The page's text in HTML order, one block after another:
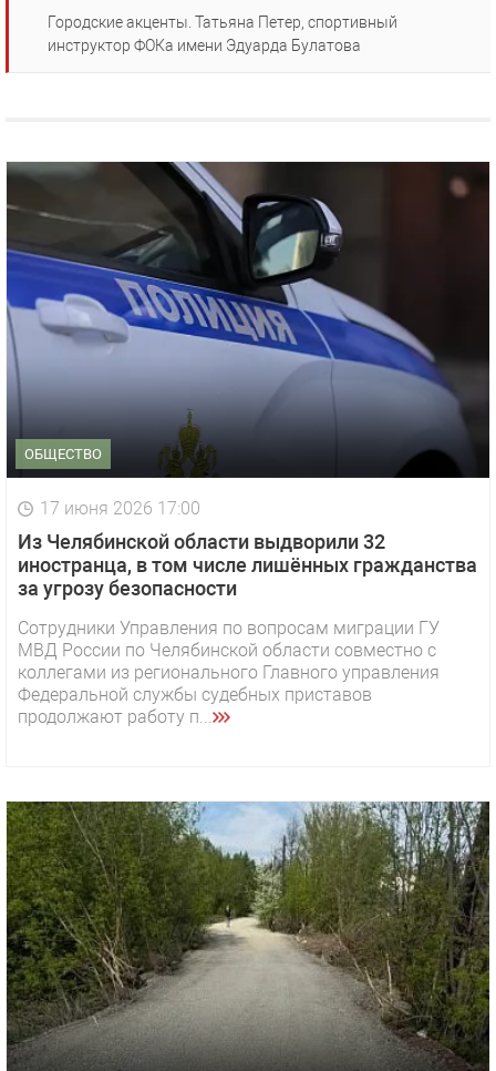
Городские акценты. Татьяна Петер, спортивный
инструктор ФОКа имени Эдуарда Булатова
ОБЩЕСТВО
17 июня 2026 17:00
Из Челябинской области выдворили 32
иностранца, в том числе лишённых гражданства
за угрозу безопасности
Сотрудники Управления по вопросам миграции ГУ
МВД России по Челябинской области совместно с
коллегами из регионального Главного управления
Федеральной службы судебных приставов
продолжают работу п...